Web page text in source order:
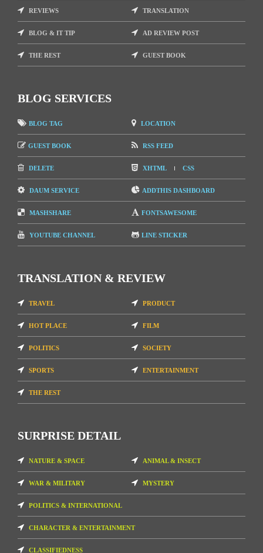
REVIEWS TRANSLATION
BLOG & IT TIP AD REVIEW POST
THE REST GUEST BOOK
BLOG SERVICES
BLOG TAG LOCATION
GUEST BOOK RSS FEED
DELETE XHTML CSS
DAUM SERVICE ADDTHIS DASHBOARD
MASHSHARE FONTSAWESOME
YOUTUBE CHANNEL LINE STICKER
TRANSLATION & REVIEW
TRAVEL PRODUCT
HOT PLACE FILM
POLITICS SOCIETY
SPORTS ENTERTAINMENT
THE REST
SURPRISE DETAIL
NATURE & SPACE ANIMAL & INSECT
WAR & MILITARY MYSTERY
POLITICS & INTERNATIONAL
CHARACTER & ENTERTAINMENT
CLASSIFIEDNESS